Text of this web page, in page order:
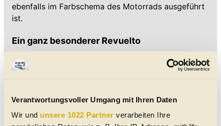
Verantwortungsvoller Umgang mit Ihren Daten
Wir und unsere 1022 Partner verarbeiten Ihre
ebenfalls im Farbschema des Motorrads ausgeführt
ist.
Ein ganz besonderer Revuelto
Passend zur Ducati gibt es zudem einen
einzigartigen Revuelto im Zweiton-Farbschema in
sowie Details in Verde Scandal (Grün). Dieser
Grünton findet sich an zahlreichen Elementen wie
den Bremssätteln und dem in Nero Noctis